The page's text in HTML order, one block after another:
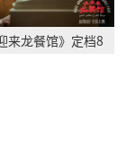
来龙餐馆》定档8